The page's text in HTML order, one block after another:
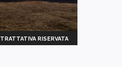
TRATTATIVA RISERVATA